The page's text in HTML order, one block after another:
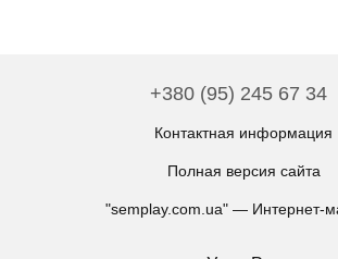
+380 (95) 245 67 34
Контактная информация
Полная версия сайта
"semplay.com.ua" — Интернет-